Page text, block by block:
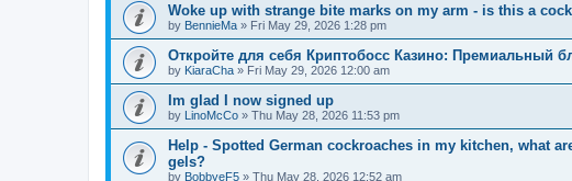
Woke up with strange bite marks on my arm - is this a
by BennieMa » Fri May 29, 2026 1:28 pm
Откройте для себя Криптобосс Казино: Премиальный
by KiaraCha » Fri May 29, 2026 12:00 am
Im glad I now signed up
by LinoMcCo » Thu May 28, 2026 11:53 pm
Help - Spotted German cockroaches in my kitchen, what
gels?
by BobbyeF5 » Thu May 28, 2026 12:52 am